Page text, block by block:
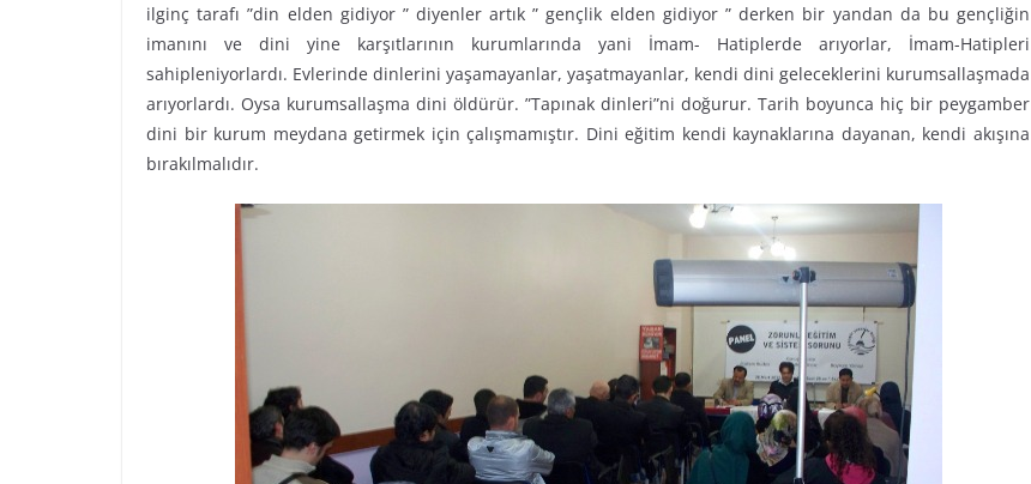
ilginç tarafı ”din elden gidiyor ” diyenler artık ” gençlik elden gidiyor ” derken bir yandan da bu gençliğin
imanını ve dini yine karşıtlarının kurumlarında yani İmam- Hatiplerde arıyorlar, İmam-Hatipleri
sahipleniyorlardı. Evlerinde dinlerini yaşamayanlar, yaşatmayanlar, kendi dini geleceklerini kurumsallaşmada
arıyorlardı. Oysa kurumsallaşma dini öldürür. ”Tapınak dinleri”ni doğurur. Tarih boyunca hiç bir peygamber
dini bir kurum meydana getirmek için çalışmamıştır. Dini eğitim kendi kaynaklarına dayanan, kendi akışına
bırakılmalıdır.